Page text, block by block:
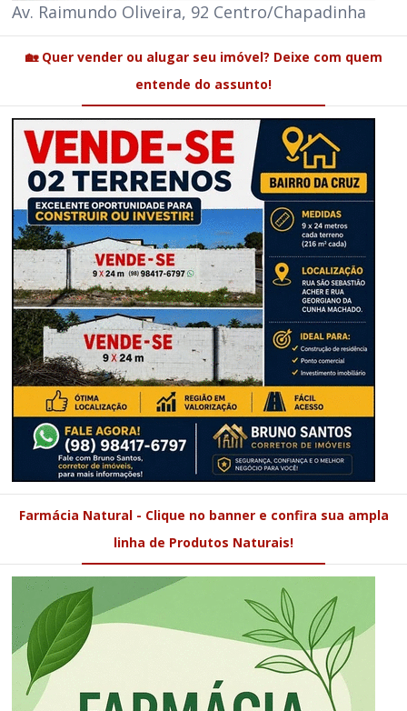
Av. Raimundo Oliveira, 92 Centro/Chapadinha
🏡 Quer vender ou alugar seu imóvel? Deixe com quem
entende do assunto!
Farmácia Natural - Clique no banner e confira sua ampla
linha de Produtos Naturais!